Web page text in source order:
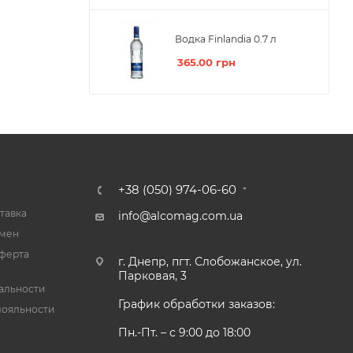
Водка Finlandia 0.7 л
365.00 грн
+38 (050) 974-06-60
info@alcomag.com.ua
г. Днепр, пгт. Слобожанское, ул.
Парковая, 3
График обработки заказов:
Пн.-Пт. – с 9:00 до 18:00